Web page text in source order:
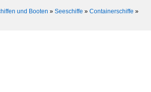
und Booten » Seeschiffe » Containerschiffe »